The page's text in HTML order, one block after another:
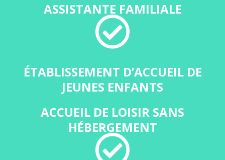
ASSISTANTE FAMILIALE
ÉTABLISSEMENT D’ACCUEIL DE
JEUNES ENFANTS
ACCUEIL DE LOISIR SANS
HÉBERGEMENT